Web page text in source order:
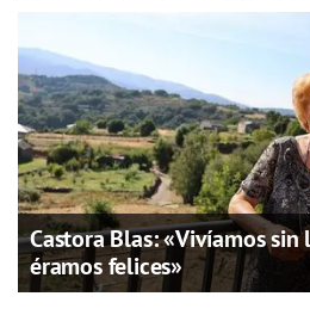
Castora Blas: «Vivíamos
éramos felices»